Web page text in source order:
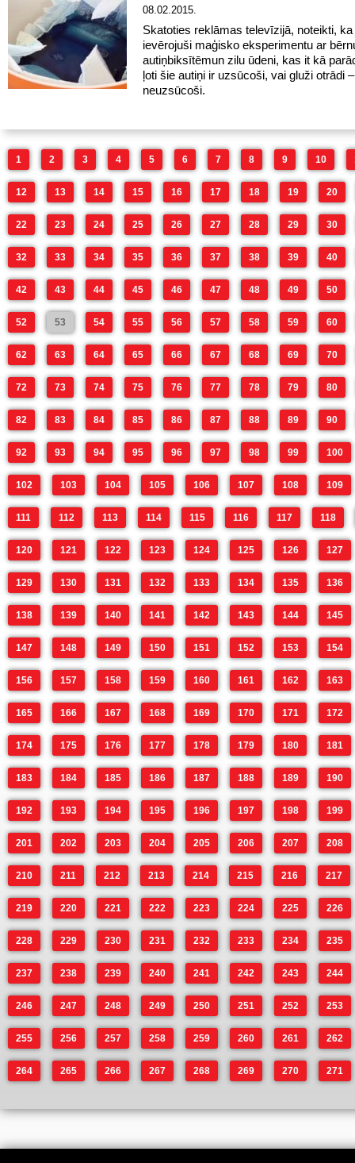
08.02.2015.
Skatoties reklāmas televīzijā, noteikti,
ievērojuši maģisko eksperimentu ar
autiņbiksītēmun zilu ūdeni, kas it kā
ļoti šie autiņi ir uzsūcoši, vai gluži otrādi –
neuzsūcoši.
1 2 3 4 5 6 7 8 9 10
12 13 14 15 16 17 18 19 20
22 23 24 25 26 27 28 29 30
32 33 34 35 36 37 38 39 40
42 43 44 45 46 47 48 49 50
52 53 54 55 56 57 58 59 60
62 63 64 65 66 67 68 69 70
72 73 74 75 76 77 78 79 80
82 83 84 85 86 87 88 89 90
92 93 94 95 96 97 98 99 100
102 103 104 105 106 107 108 109
111 112 113 114 115 116 117 118
120 121 122 123 124 125 126 127
129 130 131 132 133 134 135 136
138 139 140 141 142 143 144 145
147 148 149 150 151 152 153 154
156 157 158 159 160 161 162 163
165 166 167 168 169 170 171 172
174 175 176 177 178 179 180 181
183 184 185 186 187 188 189 190
192 193 194 195 196 197 198 199
201 202 203 204 205 206 207 208
210 211 212 213 214 215 216 217
219 220 221 222 223 224 225 226
228 229 230 231 232 233 234 235
237 238 239 240 241 242 243 244
246 247 248 249 250 251 252 253
255 256 257 258 259 260 261 262
264 265 266 267 268 269 270 271